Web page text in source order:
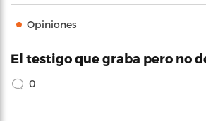
Opiniones
El testigo que graba pero no
0